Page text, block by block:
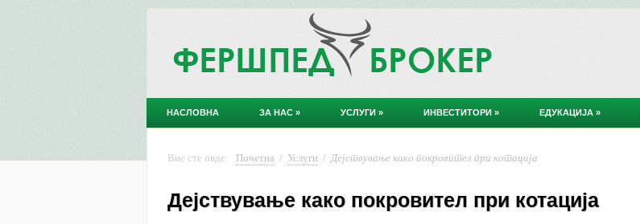
НАСЛОВНА ЗА НАС » УСЛУГИ » ИНВЕСТИТОРИ » ЕДУКАЦИЈА »
Вие сте овде: Почетна / Услуги / Дејствување како покровител при котација
Дејствување како покровител при котација